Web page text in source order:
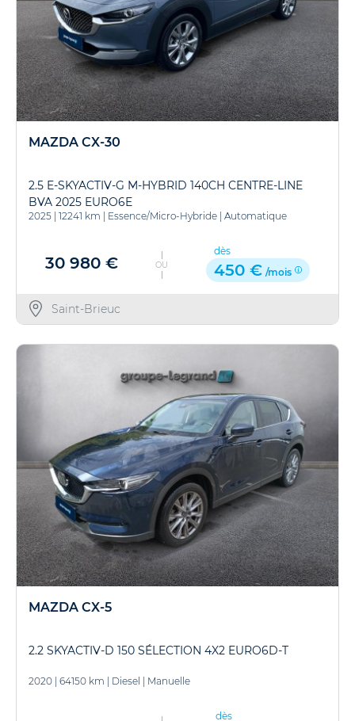
MAZDA CX-30
2.5 E-SKYACTIV-G M-HYBRID 140CH CENTRE-LINE
BVA 2025 EURO6E
2025 12241 km Essence/Micro-Hybride Automatique
30 980 € OU
dès
450 € /mois
Saint-Brieuc
MAZDA CX-5
2.2 SKYACTIV-D 150 SÉLECTION 4X2 EURO6D-T
2020 | 64150 km | Diesel | Manuelle
dès